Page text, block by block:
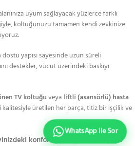
uyum sağlayacak yüzlerce farklı
koltuğunuzu tamamen kendi zevkinize
yapısı sayesinde uzun süreli
destekler, vücut üzerindeki baskıyı
TV koltuğuveya liftli (asansörlü) hasta
kalitesiyle üretilen her parça, titiz bir işçilik ve
konforu profesyonel seviyeye
WhatsApp ile Sor